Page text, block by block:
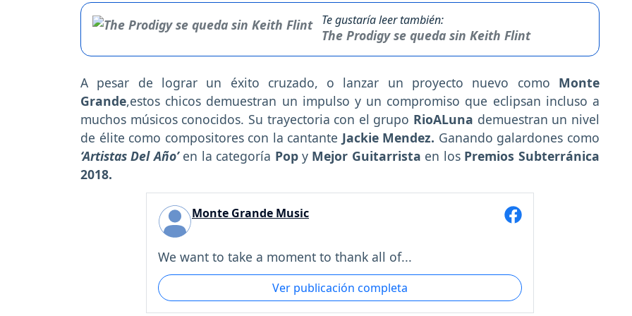
Te gustaría leer también:
The Prodigy se queda sin Keith Flint
A pesar de lograr un éxito cruzado, o lanzar un proyecto nuevo como Monte
Grande,estos chicos demuestran un impulso y un compromiso que eclipsan incluso a
muchos músicos conocidos. Su trayectoria con el grupo RioALuna demuestran un nivel
de élite como compositores con la cantante Jackie Mendez. Ganando galardones como
‘Artistas Del Año’ en la categoría Popy Mejor Guitarrista en losPremios Subterránica
2018.
Monte Grande Music
We want to take a moment to thank all of...
Ver publicación completa